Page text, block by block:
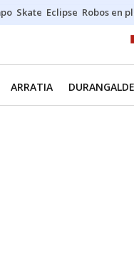
Skate Eclipse Robos en
ARRATIA